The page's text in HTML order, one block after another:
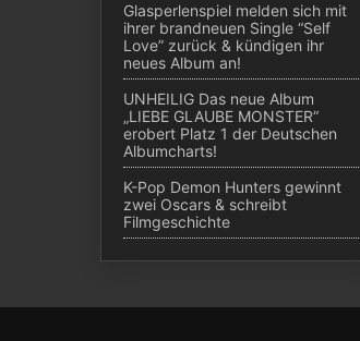
Glasperlenspiel melden sich mit
ihrer brandneuen Single “Self
Love” zurück & kündigen ihr
neues Album an!
UNHEILIG Das neue Album
„LIEBE GLAUBE MONSTER“
erobert Platz 1 der Deutschen
Albumcharts!
K-Pop Demon Hunters gewinnt
zwei Oscars & schreibt
Filmgeschichte